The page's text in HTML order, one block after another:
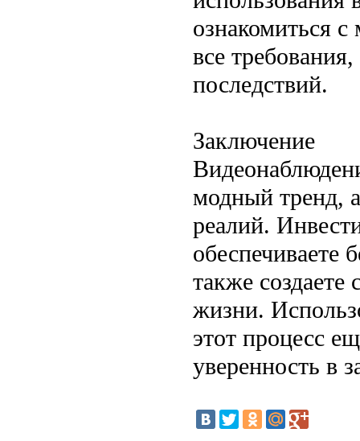
ознакомиться
все
последствий.
Заключение
модный тренд,
реалий.
обеспечиваете
также создаете
жизни.
этот процесс
уверенность в